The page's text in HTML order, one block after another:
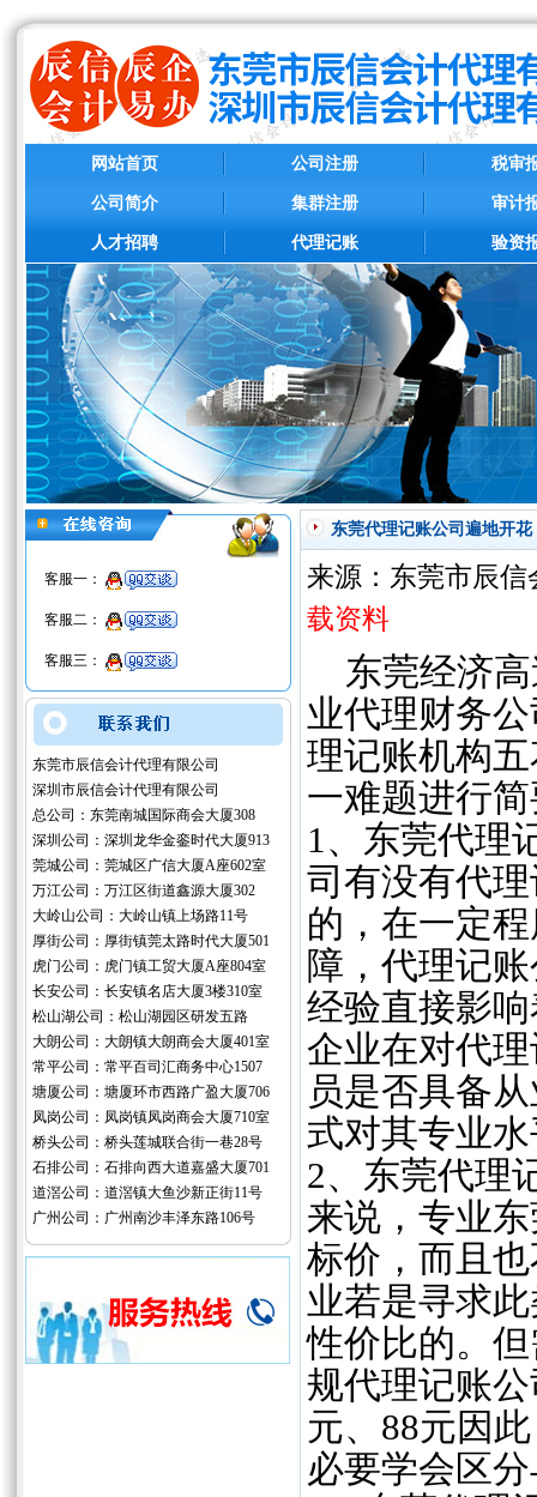
网站首页
公司简介
人才招聘
公司注册
集群注册
代理记账
税审
审计
验资
客服一：
客服二：
客服三：
东莞市辰信会计代理有限公司
深圳市辰信会计代理有限公司
总公司：东莞南城国际商会大厦308
深圳公司：深圳龙华金銮时代大厦913
莞城公司：莞城区广信大厦A座602室
万江公司：万江区街道鑫源大厦302
大岭山公司：大岭山镇上场路11号
厚街公司：厚街镇莞太路时代大厦501
虎门公司：虎门镇工贸大厦A座804室
长安公司：长安镇名店大厦3楼310室
松山湖公司：松山湖园区研发五路
大朗公司：大朗镇大朗商会大厦401室
常平公司：常平百司汇商务中心1507
塘厦公司：塘厦环市西路广盈大厦706
凤岗公司：凤岗镇凤岗商会大厦710室
桥头公司：桥头莲城联合街一巷28号
石排公司：石排向西大道嘉盛大厦701
道滘公司：道滘镇大鱼沙新正街11号
广州公司：广州南沙丰泽东路106号
东莞代理记账公司遍地开
来源：东莞市辰
载资料
东莞经济高
业代理财务
理记账机构
一难题进行
1、东莞代理
司有没有代
的，在一定
障，代理记
经验直接影
企业在对代
员是否具备
式对其专业
2、东莞代理
来说，专业
标价，而且
业若是寻求
性价比的。
规代理记账
元、88元因
必要学会区